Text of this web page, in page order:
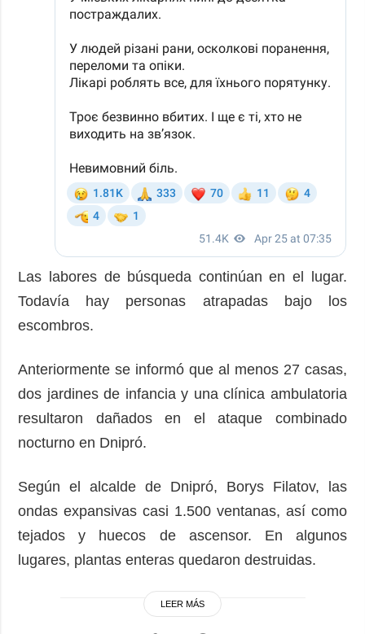
Las labores de búsqueda continúan en el lugar.
Todavía hay personas atrapadas bajo los
escombros.
Anteriormente se informó que al menos 27 casas,
dos jardines de infancia y una clínica ambulatoria
resultaron dañados en el ataque combinado
nocturno en Dnipró.
Según el alcalde de Dnipró, Borys Filatov, las
ondas expansivas casi 1.500 ventanas, así como
tejados y huecos de ascensor. En algunos
lugares, plantas enteras quedaron destruidas.
LEER MÁS